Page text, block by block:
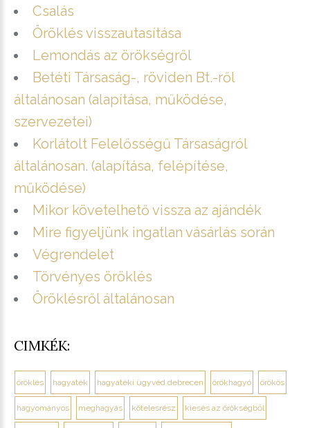
Csalás
Öröklés visszautasítása
Lemondás az örökségről
Betéti Társaság-, röviden Bt.-ről
általánosan (alapítása, működése,
szervezetei)
Korlátolt Felelősségű Társaságról
általánosan. (alapítása, felépítése,
működése)
Mikor követelhető vissza az ajándék
Mire figyeljünk ingatlan vásárlás során
Végrendelet
Törvényes öröklés
Öröklésről általánosan
CIMKÉK:
öröklés hagyaték hagyatéki ügyvéd debrecen örökhagyó örökös
hagyományos meghagyás kötelesrész kiesés az örökségből